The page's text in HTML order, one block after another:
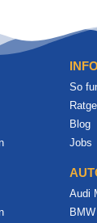
So
Blog
Jobs
Audi